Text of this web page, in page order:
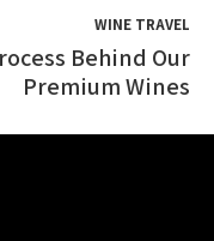
WINE TRAVEL
Behind Our
Premium Wines